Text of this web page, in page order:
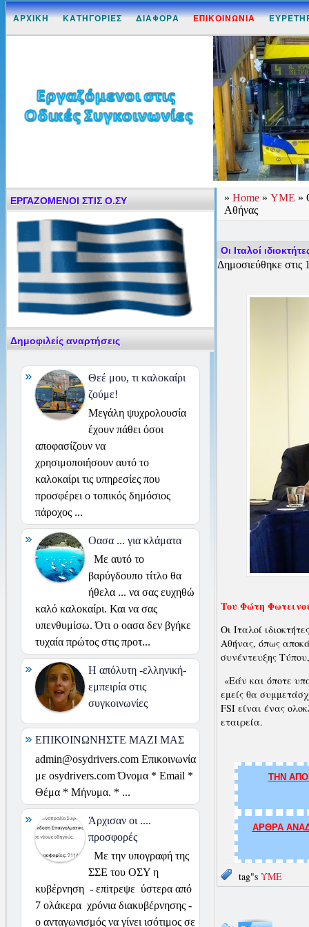
ΑΡΧΙΚΗ ΚΑΤΗΓΟΡΙΕΣ ΔΙΑΦΟΡΑ ΕΠΙΚΟΙΝΩΝΙΑ
» Home » ΥΜΕ »
Αθήνας
Οι Ιταλοί
Δημοσιεύθηκε στις
Του Φώτη
Οι Ιταλοί
Αθήνας, όπως
συνέντευξης
«Εάν και όποτε
εμείς θα
FSI είναι ένας
εταιρεία.
ΤΗΝ
ΑΡΘΡΑ
tag"s ΥΜΕ
ΕΡΓΑΖΟΜΕΝΟΙ ΣΤΙΣ Ο.ΣΥ
Δημοφιλείς αναρτήσεις
Θεέ μου, τι καλοκαίρι
ζούμε!
Μεγάλη ψυχρολουσία
έχουν πάθει όσοι
αποφασίζουν να
χρησιμοποιήσουν αυτό το
καλοκαίρι τις υπηρεσίες που
προσφέρει ο τοπικός δημόσιος
πάροχος ...
Οασα ... για κλάματα
Με αυτό το
βαρύγδουπο τίτλο θα
ήθελα ... να σας ευχηθώ
καλό καλοκαίρι. Και να σας
υπενθυμίσω. Ότι ο οασα δεν βγήκε
τυχαία πρώτος στις προτ...
H απόλυτη -ελληνική-
εμπειρία στις
συγκοινωνίες
ΕΠΙΚΟΙΝΩΝΗΣΤΕ ΜΑΖΙ ΜΑΣ
admin@osydrivers.com Επικοινωνία
με osydrivers.com Όνομα * Email *
Θέμα * Μήνυμα. * ...
Άρχισαν οι ....
προσφορές
Με την υπογραφή της
ΣΣΕ του ΟΣΥ η
κυβέρνηση - επiτρεψε ύστερα από
7 ολάκερα χρόνια διακυβέρνησης -
ο ανταγωνισμός να γίνει ισότιμος σε